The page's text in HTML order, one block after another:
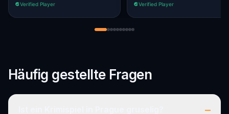
Verified Player
quest is not overlapping
the other Prague alchemy
quest!
Verified Player
Häufig gestellte Fragen
–